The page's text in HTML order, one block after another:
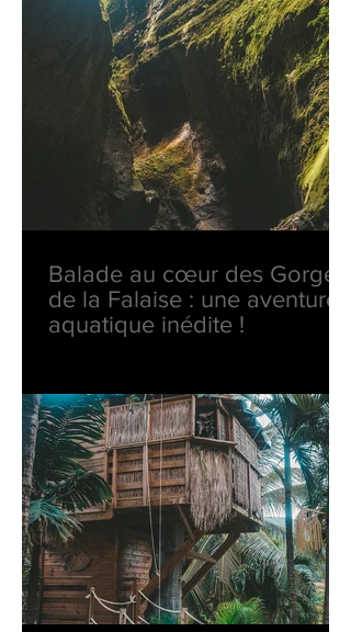
Balade au cœur des Gorges
de la Falaise : une aventure
aquatique inédite !